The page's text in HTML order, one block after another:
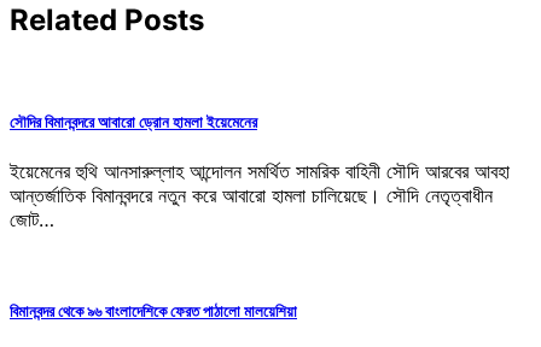
Related Posts
সৌদির বিমানবন্দরে আবারো ড্রোন হামলা ইয়েমেনের
ইয়েমেনের হুথি আনসারুল্লাহ আন্দোলন সমর্থিত সামরিক বাহিনী সৌদি আরবের আবহা
আন্তর্জাতিক বিমানবন্দরে নতুন করে আবারো হামলা চালিয়েছে। সৌদি নেতৃত্বাধীন
জোট…
বিমানবন্দর থেকে ৯৬ বাংলাদেশিকে ফেরত পাঠালো মালয়েশিয়া